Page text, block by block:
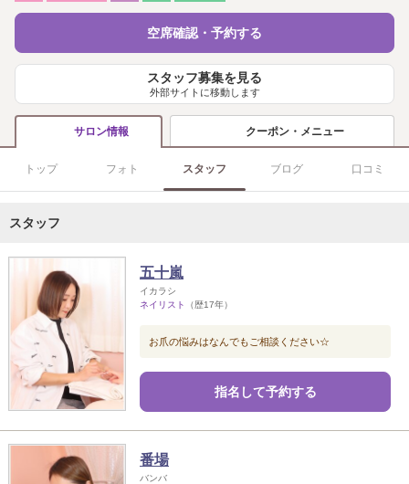
空席確認・予約する
スタッフ募集を見る
外部サイトに移動します
サロン情報 クーポン・メニュー
トップ フォト スタッフ ブログ 口コミ
スタッフ
五十嵐
イカラシ
ネイリスト
（歴17年）
お爪の悩みはなんでもご相談ください☆
指名して予約する
番場
バンバ